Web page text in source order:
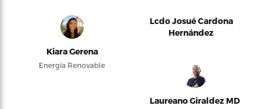
Kiara Gerena
Energía Renovable
Lcdo Josué Cardona
Hernández
Laureano Giraldez MD